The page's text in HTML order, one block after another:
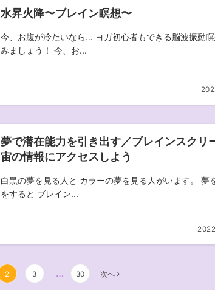
水昇火降〜ブレイン瞑想〜
今、お腹が冷たいなら… ヨガ初心者もできる脳波振動
みましょう！ 今、お...
夢で潜在能力を引き出す／ブレインスクリ
宙の情報にアクセスしよう
白黒の夢を見る人と カラーの夢を見る人がいます。 夢
をすると ブレイン...
2 3 … 30 次へ